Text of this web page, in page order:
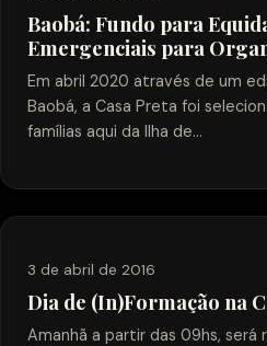
Baobá: Fundo para
Emergenciais para
Em abril 2020 através de um
Baobá, a Casa Preta foi
famílias aqui da Ilha de…
3 de abril de 2016
Dia de (In)Formação na
Amanhã a partir das 09hs, será